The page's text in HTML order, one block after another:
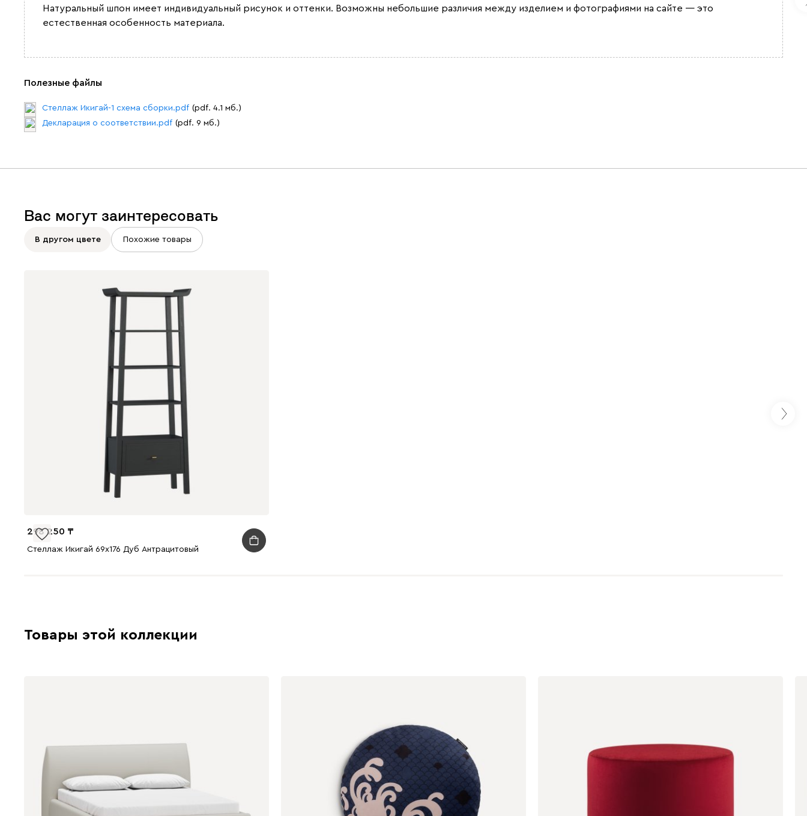
Натуральный шпон имеет индивидуальный рисунок и оттенки. Возможны небольшие различия между изделием и фотографиями на сайте — это
естественная особенность материала.
Полезные файлы
Стеллаж Икигай-1 схема сборки.pdf (pdf. 4.1 мб.)
Декларация о соответствии.pdf (pdf. 9 мб.)
Вас могут заинтересовать
В другом цвете Похожие товары
298 250
Стеллаж Икигай 69x176 Дуб Антрацитовый
Товары этой коллекции